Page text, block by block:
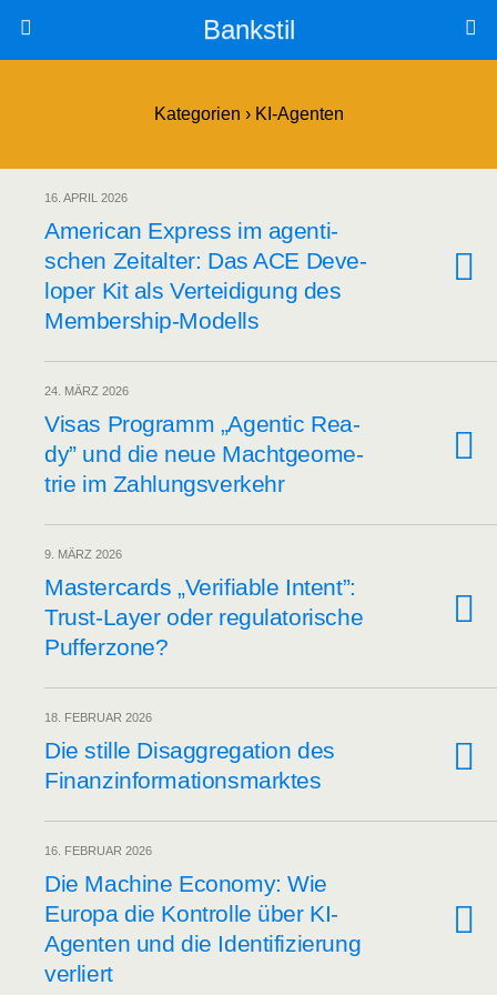
Bankstil
Kategorien ›KI-Agenten
16. APRIL 2026
Ame­ri­can Express im agen­ti­
schen Zeit­al­ter: Das ACE Deve­
lo­per Kit als Ver­tei­di­gung des
Membership-Modells
24. MÄRZ 2026
Visas Pro­gramm „Agen­tic Rea­
dy” und die neue Macht­geo­me­
trie im Zahlungsverkehr
9. MÄRZ 2026
Mas­ter­cards „Veri­fia­ble Intent”:
Trust-Lay­er oder regu­la­to­ri­sche
Pufferzone?
18. FEBRUAR 2026
Die stil­le Dis­ag­gre­ga­ti­on des
Finanzinformationsmarktes
16. FEBRUAR 2026
Die Machi­ne Eco­no­my: Wie
Euro­pa die Kon­trol­le über KI-
Agen­ten und die Iden­ti­fi­zie­rung
verliert